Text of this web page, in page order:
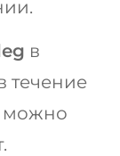
в
течение
можно